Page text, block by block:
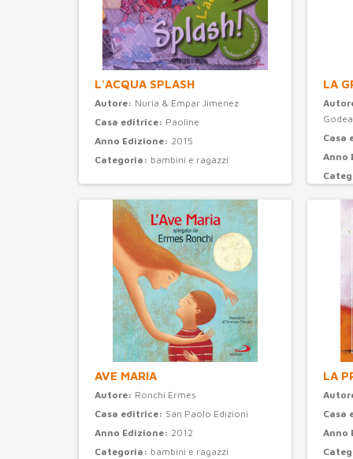
L'ACQUA SPLASH
Autore: Nuria & Empar Jimenez
Casa editrice: Paoline
Anno Edizione: 2015
Categoria: bambini e ragazzi
LA
Casa
Anno
AVE MARIA
Autore: Ronchi Ermes
Casa editrice: San Paolo Edizioni
Anno Edizione: 2012
Categoria: bambini e ragazzi
LA
Casa
Anno